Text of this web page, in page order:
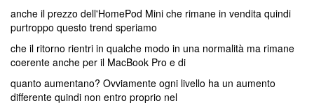
anche il prezzo dell'HomePod Mini che rimane in vendita quindi
purtroppo questo trend speriamo
che il ritorno rientri in qualche modo in una normalità ma rimane
coerente anche per il MacBook Pro e di
quanto aumentano? Ovviamente ogni livello ha un aumento
differente quindi non entro proprio nel